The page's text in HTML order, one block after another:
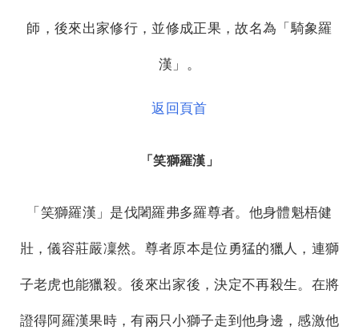
師，後來出家修行，並修成正果，故名為「騎象羅
漢」。
返回頁首
「笑獅羅漢」
「笑獅羅漢」是伐闍羅弗多羅尊者。他身體魁梧健
壯，儀容莊嚴凜然。尊者原本是位勇猛的獵人，連獅
子老虎也能獵殺。後來出家後，決定不再殺生。在將
證得阿羅漢果時，有兩只小獅子走到他身邊，感激他